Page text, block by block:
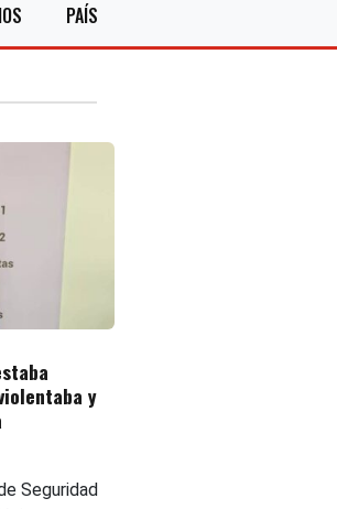
PAÍS
y
Seguridad